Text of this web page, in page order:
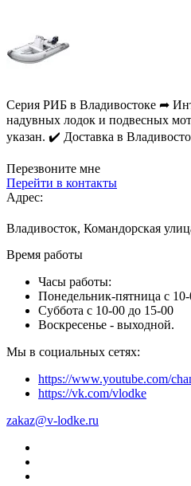
Серия РИБ в Владивостоке ➦
надувных лодок и подвесных
указан. ✔️ Доставка в
Перезвоните мне
Перейти в контакты
Адрес:
Владивосток, Командорская
Время работы
Часы работы:
Понедельник-пятница с
Суббота с 10-00 до 15-00
Воскресенье - выходной.
Мы в социальных сетях:
https://www.youtube.com/
https://vk.com/vlodke
zakaz@v-lodke.ru